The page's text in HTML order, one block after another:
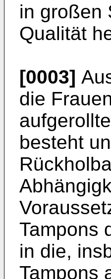
in großen
Qualität
[0003]
die
besteht
Tampons
in die,
Tampons